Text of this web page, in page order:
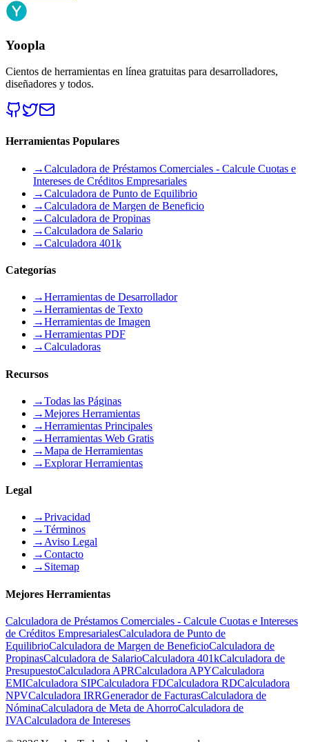
Yoopla
Cientos de herramientas en línea gratuitas para desarrolladores,
diseñadores y todos.
Herramientas Populares
→Calculadora de Préstamos Comerciales - Calcule Cuotas e
Intereses de Créditos Empresariales
→Calculadora de Punto de Equilibrio
→Calculadora de Margen de Beneficio
→Calculadora de Propinas
→Calculadora de Salario
→Calculadora 401k
Categorías
→Herramientas de Desarrollador
→Herramientas de Texto
→Herramientas de Imagen
→Herramientas PDF
→Calculadoras
Recursos
→Todas las Páginas
→Mejores Herramientas
→Herramientas Principales
→Herramientas Web Gratis
→Mapa de Herramientas
→Explorar Herramientas
Legal
→Privacidad
→Términos
→ Aviso Legal
→Contacto
→ Sitemap
Mejores Herramientas
Calculadora de Préstamos Comerciales - Calcule Cuotas e Intereses
de Créditos EmpresarialesCalculadora de Punto de
EquilibrioCalculadora de Margen de BeneficioCalculadora de
PropinasCalculadora de SalarioCalculadora 401kCalculadora de
PresupuestoCalculadora APRCalculadora APYCalculadora
EMICalculadora SIPCalculadora FDCalculadora RDCalculadora
NPVCalculadora IRRGenerador de FacturasCalculadora de
NóminaCalculadora de Meta de AhorroCalculadora de
IVACalculadora de Intereses